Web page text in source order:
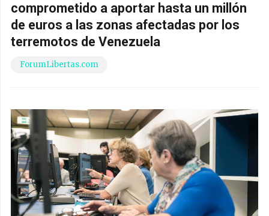
comprometido a aportar hasta un millón
de euros a las zonas afectadas por los
terremotos de Venezuela
ForumLibertas.com